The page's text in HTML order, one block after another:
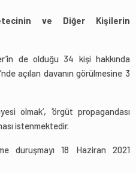
ve Diğer Kişilerin
de olduğu 34 kişi hakkında
açılan davanın görülmesine 3
olmak’, ‘örgüt propagandası
istenmektedir.
duruşmayı 18 Haziran 2021